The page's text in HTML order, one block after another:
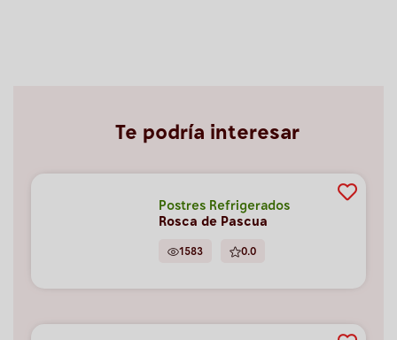
Te podría interesar
Postres Refrigerados
Rosca de Pascua
1583 0.0